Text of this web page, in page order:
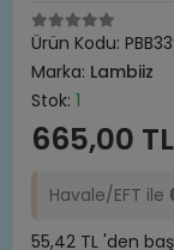
Ürün Kodu:
Marka: Lambiiz
Stok: 1
665,00 TL
Havale/EFT ile
55,42 TL 'den